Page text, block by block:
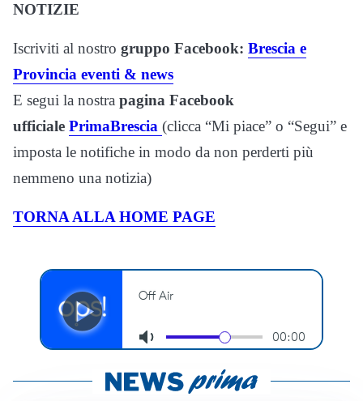
NOTIZIE
Iscriviti al nostro gruppo Facebook: Brescia e
Provincia eventi & news
E segui la nostra pagina Facebook
ufficiale PrimaBrescia (clicca “Mi piace” o “Segui” e
imposta le notifiche in modo da non perderti più
nemmeno una notizia)
TORNA ALLA HOME PAGE